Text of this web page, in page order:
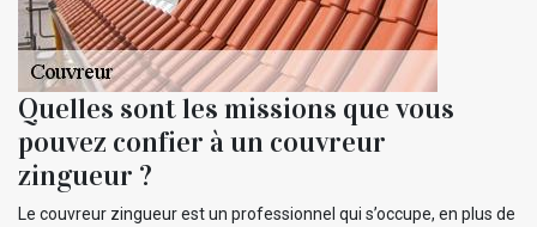
Quelles sont les missions que vous
pouvez confier à un couvreur
zingueur ?
Le couvreur zingueur est un professionnel qui s’occupe, en plus de